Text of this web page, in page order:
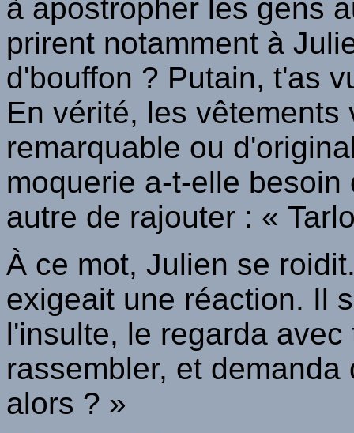
à apostropher les gens
prirent notamment à
d'bouffon ? Putain, t'as
En vérité, les
remarquable ou
moquerie a-t-elle
autre de rajouter : «
À ce mot, Julien se
exigeait une réaction. Il
l'insulte, le regarda
rassembler, et
alors ? »